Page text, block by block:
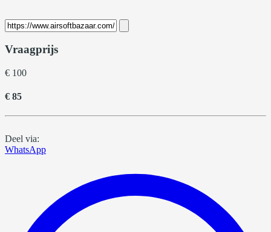
Vraagprijs
€ 100
€ 85
Deel via:
WhatsApp